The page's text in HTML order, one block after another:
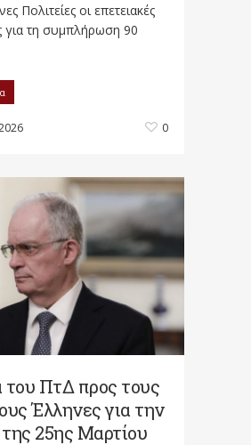
Πολιτείες οι επετειακές
για τη συμπλήρωση 90
0
ΠτΔ προς τους
Έλληνες για την
της 25ης Μαρτίου